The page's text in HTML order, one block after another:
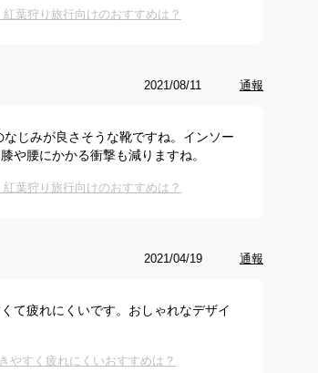
葉狩り旅行向けのおすすめは？
2021/08/11 通報
じみが良さそうな靴ですね。インソー
や腰にかかる衝撃も減りますね。
葉狩り旅行向けのおすすめは？
2021/04/19 通報
て疲れにくいです。おしゃれなデザイ
やすく疲れにくいおすすめは？